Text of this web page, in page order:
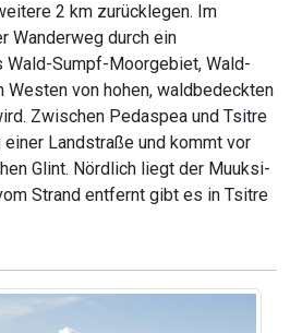
2 km zurücklegen. Im
Wanderweg durch ein
Wald-Sumpf-Moorgebiet, Wald-
Westen von hohen, waldbedeckten
Zwischen Pedaspea und Tsitre
Landstraße und kommt vor
Glint. Nördlich liegt der Muuksi-
Strand entfernt gibt es in Tsitre